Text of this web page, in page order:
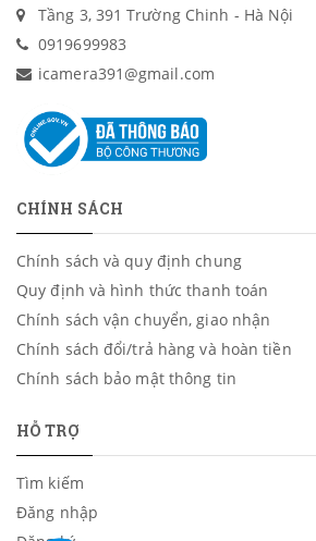
Tầng 3, 391 Trường Chinh - Hà Nội
0919699983
icamera391@gmail.com
CHÍNH SÁCH
Chính sách và quy định chung
Quy định và hình thức thanh toán
Chính sách vận chuyển, giao nhận
Chính sách đổi/trả hàng và hoàn tiền
Chính sách bảo mật thông tin
HỖ TRỢ
Tìm kiếm
Đăng nhập